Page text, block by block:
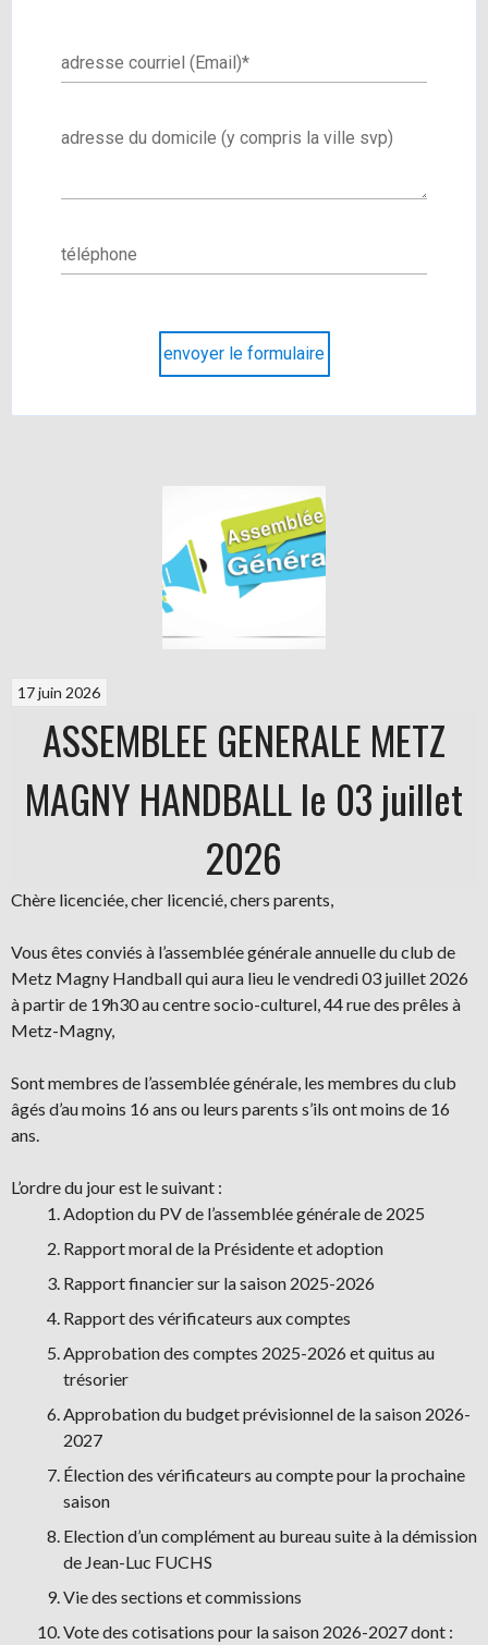
adresse courriel (Email)*
adresse du domicile (y compris la ville svp)
téléphone
envoyer le formulaire
17 juin 2026
ASSEMBLEE GENERALE METZ
MAGNY HANDBALL le 03 juillet
2026
Chère licenciée, cher licencié, chers parents,
Vous êtes conviés à l’assemblée générale annuelle du club de
Metz Magny Handball qui aura lieu le vendredi 03 juillet 2026
à partir de 19h30 au centre socio-culturel, 44 rue des prêles à
Metz-Magny,
Sont membres de l’assemblée générale, les membres du club
âgés d’au moins 16 ans ou leurs parents s’ils ont moins de 16
ans.
L’ordre du jour est le suivant :
Adoption du PV de l’assemblée générale de 2025
Rapport moral de la Présidente et adoption
Rapport financier sur la saison 2025-2026
Rapport des vérificateurs aux comptes
Approbation des comptes 2025-2026 et quitus au
trésorier
Approbation du budget prévisionnel de la saison 2026-
2027
Élection des vérificateurs au compte pour la prochaine
saison
Election d’un complément au bureau suite à la démission
de Jean-Luc FUCHS
Vie des sections et commissions
Vote des cotisations pour la saison 2026-2027 dont :